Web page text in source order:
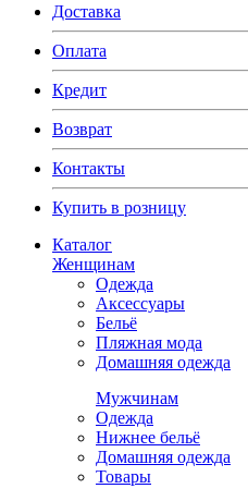
Доставка
Оплата
Кредит
Возврат
Контакты
Купить в розницу
Каталог
Женщинам
Одежда
Аксессуары
Бельё
Пляжная мода
Домашняя одежда
Мужчинам
Одежда
Нижнее бельё
Домашняя одежда
Товары